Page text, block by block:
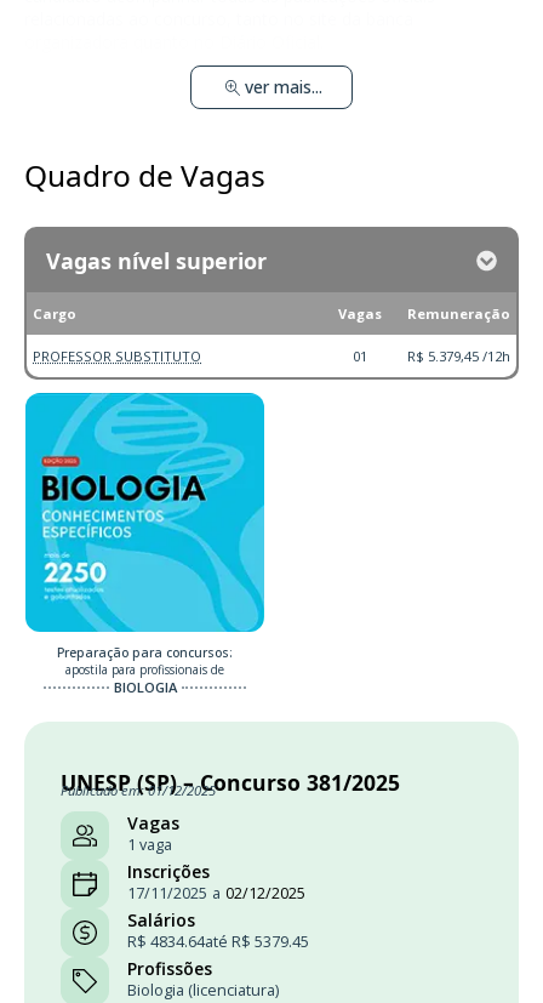
ver mais...
Quadro de Vagas
Vagas nível superior
Cargo Vagas Remuneração
PROFESSOR SUBSTITUTO 01 R$ 5.379,45 /12h
Preparação para concursos:
apostila para profissionais de
BIOLOGIA
UNESP (SP) – Concurso 381/2025
Publicado em: 01/12/2025
Vagas
1 vaga
Inscrições
17/11/2025 a 02/12/2025
Salários
R$ 4834.64até R$ 5379.45
Profissões
Biologia (licenciatura)